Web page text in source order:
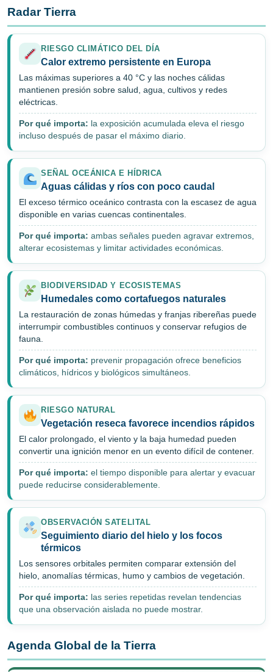
Radar Tierra
RIESGO CLIMÁTICO DEL DÍA
Calor extremo persistente en Europa
Las máximas superiores a 40 °C y las noches cálidas
mantienen presión sobre salud, agua, cultivos y redes
eléctricas.
Por qué importa: la exposición acumulada eleva el riesgo
incluso después de pasar el máximo diario.
SEÑAL OCEÁNICA E HÍDRICA
Aguas cálidas y ríos con poco caudal
El exceso térmico oceánico contrasta con la escasez de agua
disponible en varias cuencas continentales.
Por qué importa: ambas señales pueden agravar extremos,
alterar ecosistemas y limitar actividades económicas.
BIODIVERSIDAD Y ECOSISTEMAS
Humedales como cortafuegos naturales
La restauración de zonas húmedas y franjas ribereñas puede
interrumpir combustibles continuos y conservar refugios de
fauna.
Por qué importa: prevenir propagación ofrece beneficios
climáticos, hídricos y biológicos simultáneos.
RIESGO NATURAL
Vegetación reseca favorece incendios rápidos
El calor prolongado, el viento y la baja humedad pueden
convertir una ignición menor en un evento difícil de contener.
Por qué importa: el tiempo disponible para alertar y evacuar
puede reducirse considerablemente.
OBSERVACIÓN SATELITAL
Seguimiento diario del hielo y los focos
térmicos
Los sensores orbitales permiten comparar extensión del
hielo, anomalías térmicas, humo y cambios de vegetación.
Por qué importa: las series repetidas revelan tendencias
que una observación aislada no puede mostrar.
Agenda Global de la Tierra